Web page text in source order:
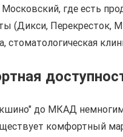
Московский, где есть
(Дикси, Перекресток,
стоматологическая
до МКАД немногим
комфортный